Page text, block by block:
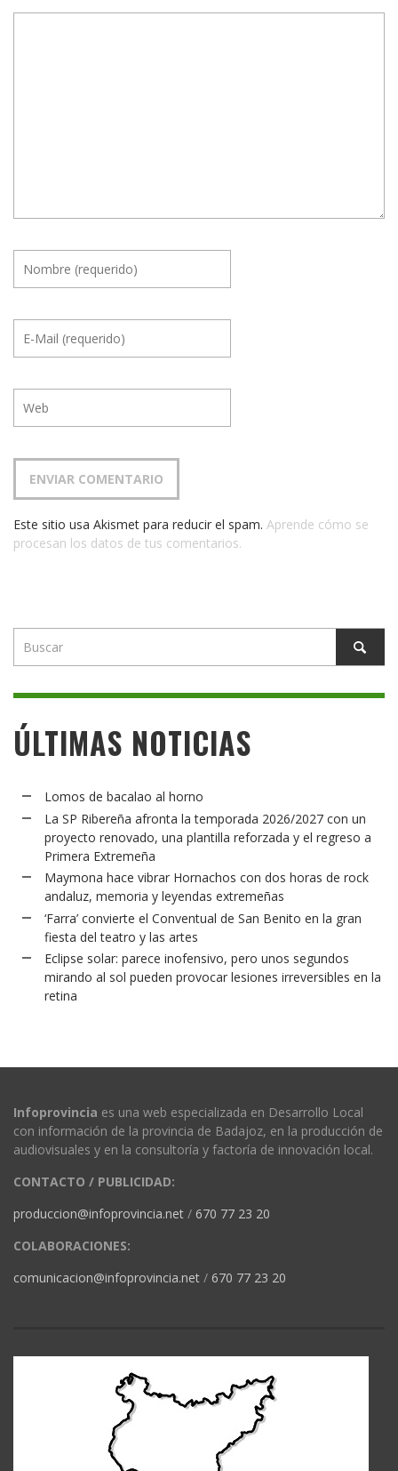
Este sitio usa Akismet para reducir el spam. Aprende cómo se
procesan los datos de tus comentarios.
ÚLTIMAS NOTICIAS
Lomos de bacalao al horno
La SP Ribereña afronta la temporada 2026/2027 con un
proyecto renovado, una plantilla reforzada y el regreso a
Primera Extremeña
Maymona hace vibrar Hornachos con dos horas de rock
andaluz, memoria y leyendas extremeñas
‘Farra’ convierte el Conventual de San Benito en la gran
fiesta del teatro y las artes
Eclipse solar: parece inofensivo, pero unos segundos
mirando al sol pueden provocar lesiones irreversibles en la
retina
Infoprovincia es una web especializada en Desarrollo Local
con información de la provincia de Badajoz, en la producción de
audiovisuales y en la consultoría y factoría de innovación local.
CONTACTO / PUBLICIDAD:
produccion@infoprovincia.net / 670 77 23 20
COLABORACIONES:
comunicacion@infoprovincia.net / 670 77 23 20